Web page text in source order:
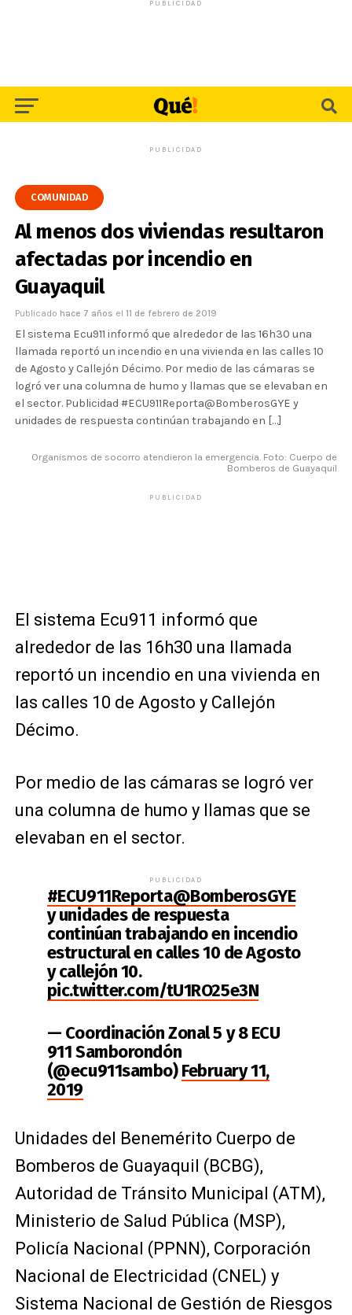
PUBLICIDAD
PUBLICIDAD
COMUNIDAD
Al menos dos viviendas resultaron
afectadas por incendio en
Guayaquil
Publicado hace 7 años el 11 de febrero de 2019
El sistema Ecu911 informó que alrededor de las 16h30 una
llamada reportó un incendio en una vivienda en las calles 10
de Agosto y Callejón Décimo. Por medio de las cámaras se
logró ver una columna de humo y llamas que se elevaban en
el sector. Publicidad #ECU911Reporta@BomberosGYE y
unidades de respuesta continúan trabajando en […]
Organismos de socorro atendieron la emergencia. Foto: Cuerpo de
Bomberos de Guayaquil
PUBLICIDAD
El sistema Ecu911 informó que
alrededor de las 16h30 una llamada
reportó un incendio en una vivienda en
las calles 10 de Agosto y Callejón
Décimo.
Por medio de las cámaras se logró ver
una columna de humo y llamas que se
elevaban en el sector.
PUBLICIDAD
#ECU911Reporta@BomberosGYE
y unidades de respuesta
continúan trabajando en incendio
estructural en calles 10 de Agosto
y callejón 10.
pic.twitter.com/tU1RO25e3N
— Coordinación Zonal 5 y 8 ECU
911 Samborondón
(@ecu911sambo)February 11,
2019
Unidades del Benemérito Cuerpo de
Bomberos de Guayaquil (BCBG),
Autoridad de Tránsito Municipal (ATM),
Ministerio de Salud Pública (MSP),
Policía Nacional (PPNN), Corporación
Nacional de Electricidad (CNEL) y
Sistema Nacional de Gestión de Riesgos